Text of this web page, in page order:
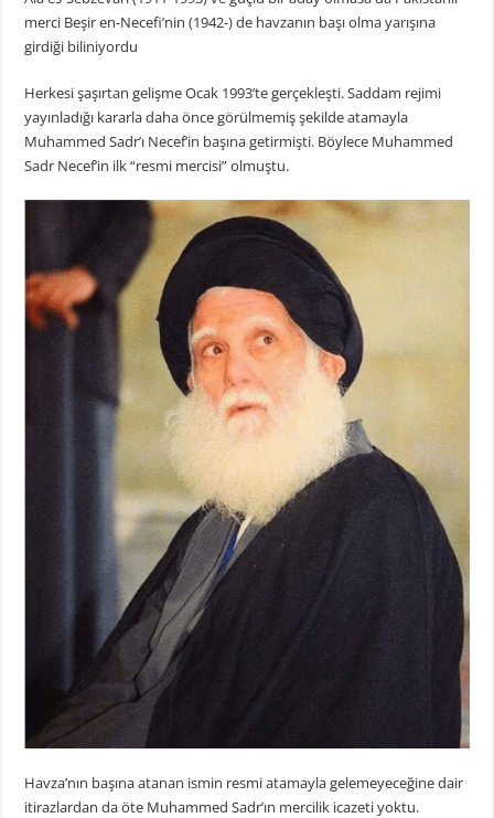
merci Beşir en-Necefi’nin (1942-) de havzanın başı olma yarışına
girdiği biliniyordu
Herkesi şaşırtan gelişme Ocak 1993’te gerçekleşti. Saddam rejimi
yayınladığı kararla daha önce görülmemiş şekilde atamayla
Muhammed Sadr’ı Necef’in başına getirmişti. Böylece Muhammed
Sadr Necef’in ilk “resmi mercisi” olmuştu.
Havza’nın başına atanan ismin resmi atamayla gelemeyeceğine dair
itirazlardan da öte Muhammed Sadr’ın mercilik icazeti yoktu.